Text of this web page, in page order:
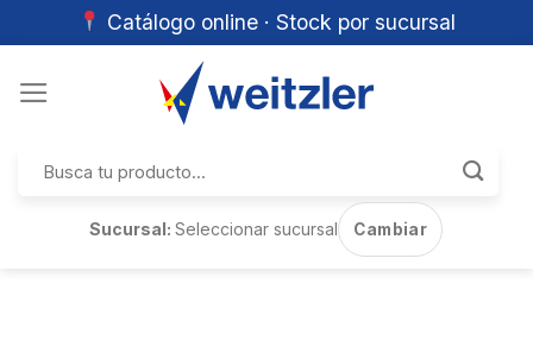
Catálogo online · Stock por sucursal
por:
Sucursal:Seleccionar sucursal Cambiar